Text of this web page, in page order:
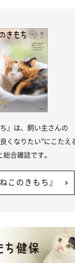
』は、飼い主さんの
くなりたい”にこたえ
合雑誌です。
このきもち』